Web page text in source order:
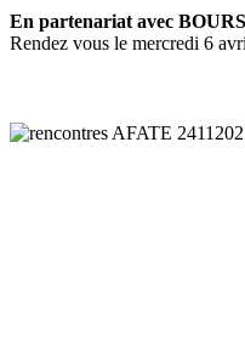
En partenariat avec
Rendez vous le mercredi 6